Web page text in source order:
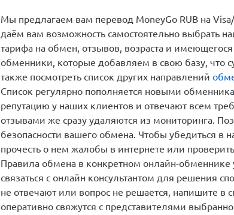
Мы предлагаем вам перевод MoneyGo RUB на
даём вам возможность самостоятельно выбрать
тарифа на обмен, отзывов, возраста и
обменники, которые добавляем в свою базу, что
также посмотреть список других направлений
Список регулярно пополняется новыми
репутацию у наших клиентов и отвечают всем
отзывами же сразу удаляются из мониторинга.
безопасности вашего обмена. Чтобы убедиться в
прочесть о нем жалобы в интернете или
Правила обмена в конкретном онлайн-обменнике
связаться с онлайн консультантом для решения
не отвечают или вопрос не решается, напишите
оперативно свяжутся с представителями